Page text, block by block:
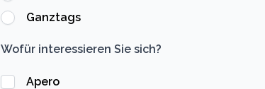
Ganztags
Wofür interessieren Sie sich?
Apero